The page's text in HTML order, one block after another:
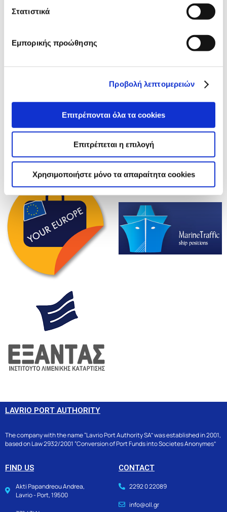
Στατιστικά
Εμπορικής προώθησης
Προβολή λεπτομερειών
Επιτρέπονται όλα τα cookies
Επιτρέπεται η επιλογή
Χρησιμοποιήστε μόνο τα απαραίτητα cookies
LAVRIO PORT AUTHORITY
The company with the name “Lavrio Port Authority SA” was established in 2001,
based on Law 2932/2001 “Conversion of Port Funds into Societes Anonymes”
FIND US
Akti Papandreou Andrea,
Lavrio - Port, 19500
CONTACT
2292 0 22089
info@oll.gr